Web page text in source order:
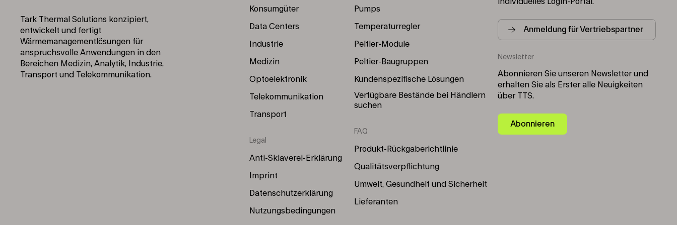
Tark Thermal Solutions konzipiert,
entwickelt und fertigt
Wärmemanagementlösungen für
anspruchsvolle Anwendungen in den
Bereichen Medizin, Analytik, Industrie,
Transport und Telekommunikation.
Konsumgüter
Data Centers
Industrie
Medizin
Optoelektronik
Telekommunikation
Transport
Legal
Anti-Sklaverei-Erklärung
Imprint
Datenschutzerklärung
Nutzungsbedingungen
Pumps
Temperaturregler
Peltier-Module
Peltier-Baugruppen
Kundenspezifische Lösungen
Verfügbare Bestände bei Händlern
suchen
FAQ
Produkt-Rückgaberichtlinie
Qualitätsverpflichtung
Umwelt, Gesundheit und Sicherheit
Lieferanten
Anmeldung für Vertriebspartner
Newsletter
Abonnieren Sie unseren Newsletter und
erhalten Sie als Erster alle Neuigkeiten
über TTS.
Abonnieren